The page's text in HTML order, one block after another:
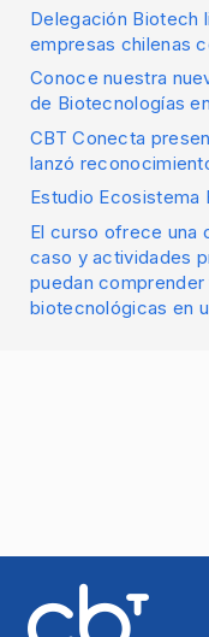
Delegación Biotech
empresas chilenas
Conoce nuestra
de Biotecnologías
CBT Conecta
lanzó
Estudio Ecosistema
El curso ofrece una
caso y actividades
puedan
biotecnológicas en